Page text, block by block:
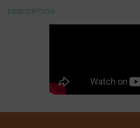
DESCRIPTION